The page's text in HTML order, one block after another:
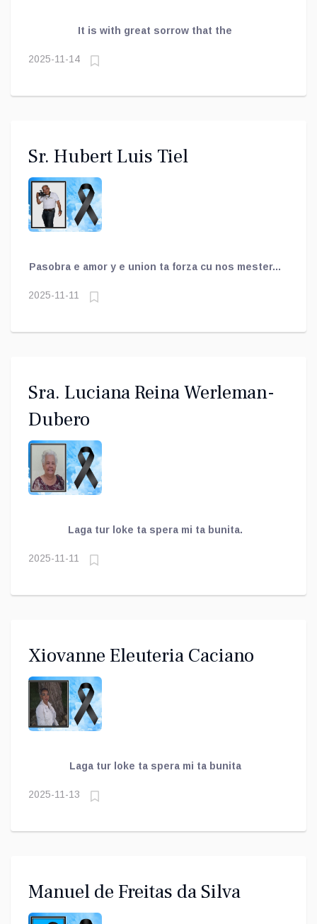
It is with great sorrow that the
2025-11-14
Sr. Hubert Luis Tiel
Pasobra e amor y e union ta forza cu nos mester...
2025-11-11
Sra. Luciana Reina Werleman-
Dubero
Laga tur loke ta spera mi ta bunita.
2025-11-11
Xiovanne Eleuteria Caciano
Laga tur loke ta spera mi ta bunita
2025-11-13
Manuel de Freitas da Silva